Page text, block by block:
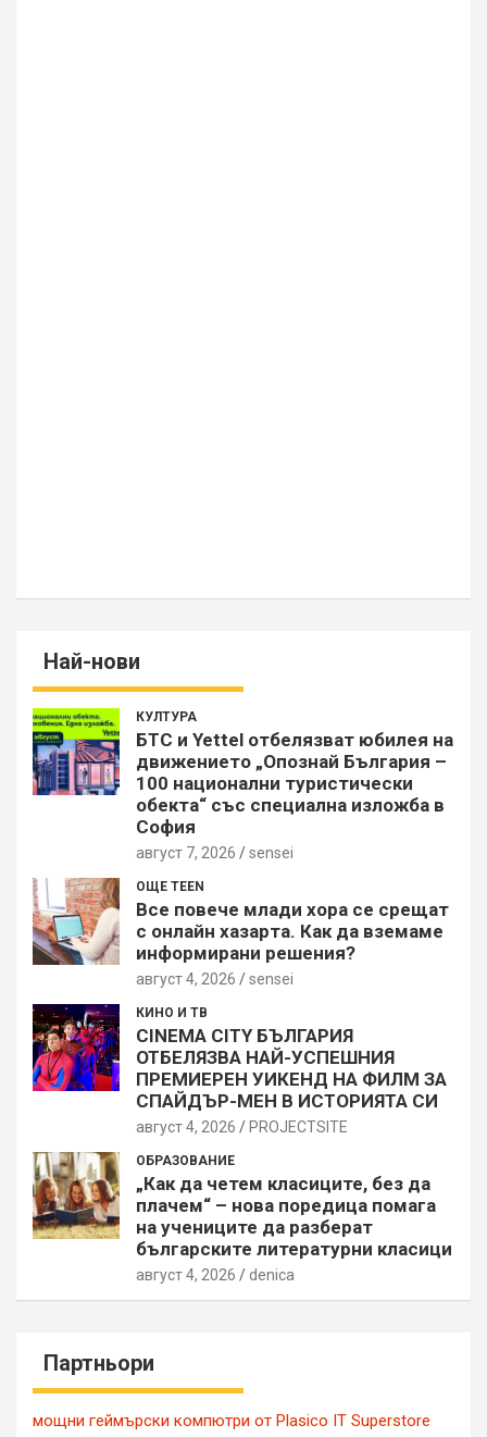
Най-нови
КУЛТУРА
БТС и Yettel отбелязват юбилея на
движението „Опознай България –
100 национални туристически
обекта“ със специална изложба в
София
август 7, 2026 sensei
ОЩЕ TEEN
Все повече млади хора се срещат
с онлайн хазарта. Как да вземаме
информирани решения?
август 4, 2026 sensei
КИНО И ТВ
CINEMA CITY БЪЛГАРИЯ
ОТБЕЛЯЗВА НАЙ-УСПЕШНИЯ
ПРЕМИЕРЕН УИКЕНД НА ФИЛМ ЗА
СПАЙДЪР-МЕН В ИСТОРИЯТА СИ
август 4, 2026 PROJECTSITЕ
ОБРАЗОВАНИЕ
„Как да четем класиците, без да
плачем“ – нова поредица помага
на учениците да разберат
българските литературни класици
август 4, 2026 denica
Партньори
мощни геймърски компютри от Plasico IT Superstore